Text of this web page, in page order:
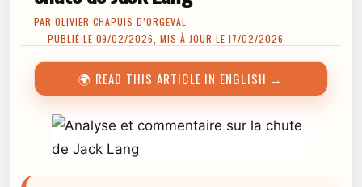
PAR OLIVIER CHAPUIS D’ORGEVAL
— PUBLIÉ LE 09/02/2026, MIS À JOUR LE 17/02/2026
🌍 READ THIS ARTICLE IN ENGLISH →